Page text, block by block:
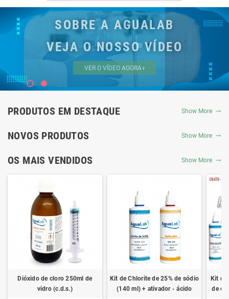
PRODUTOS EM DESTAQUE Show More
NOVOS PRODUTOS Show More
OS MAIS VENDIDOS Show More
Dióxido de cloro 250ml de
vidro (c.d.s.)
Kit de Chlorite de 25% de sódio
(140 ml) + ativador - ácido
Kit de
de